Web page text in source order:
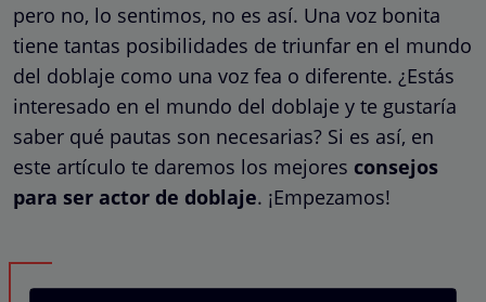
pero no, lo sentimos, no es así. Una voz bonita
tiene tantas posibilidades de triunfar en el mundo
del doblaje como una voz fea o diferente. ¿Estás
interesado en el mundo del doblaje y te gustaría
saber qué pautas son necesarias? Si es así, en
este artículo te daremos los mejores consejos
para ser actor de doblaje. ¡Empezamos!